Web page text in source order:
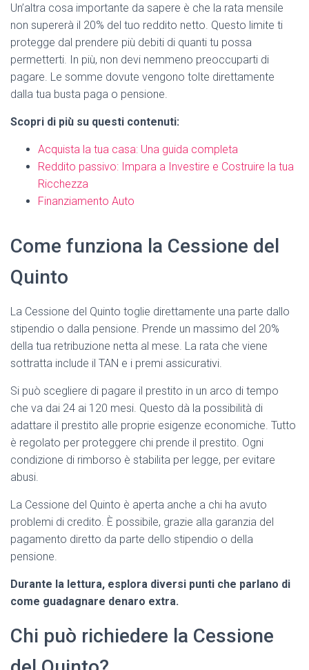
Un’altra cosa importante da sapere è che la rata mensile
non supererà il 20% del tuo reddito netto. Questo limite ti
protegge dal prendere più debiti di quanti tu possa
permetterti. In più, non devi nemmeno preoccuparti di
pagare. Le somme dovute vengono tolte direttamente
dalla tua busta paga o pensione.
Scopri di più su questi contenuti:
Acquista la tua casa: Una guida completa
Reddito passivo: Impara a Investire e Costruire la tua
Ricchezza
Finanziamento Auto
Come funziona la Cessione del
Quinto
La Cessione del Quinto toglie direttamente una parte dallo
stipendio o dalla pensione. Prende un massimo del 20%
della tua retribuzione netta al mese. La rata che viene
sottratta include il TAN e i premi assicurativi.
Si può scegliere di pagare il prestito in un arco di tempo
che va dai 24 ai 120 mesi. Questo dà la possibilità di
adattare il prestito alle proprie esigenze economiche. Tutto
è regolato per proteggere chi prende il prestito. Ogni
condizione di rimborso è stabilita per legge, per evitare
abusi.
La Cessione del Quinto è aperta anche a chi ha avuto
problemi di credito. È possibile, grazie alla garanzia del
pagamento diretto da parte dello stipendio o della
pensione.
Durante la lettura, esplora diversi punti che parlano di
come guadagnare denaro extra.
Chi può richiedere la Cessione